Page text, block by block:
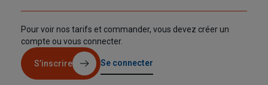
Pour voir nos tarifs et commander, vous devez créer un
compte ou vous connecter.
S’inscrire Se connecter